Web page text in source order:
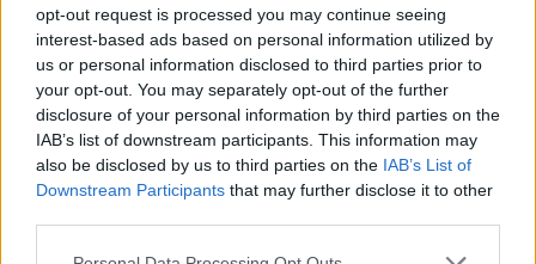
opt-out request is processed you may continue seeing
interest-based ads based on personal information utilized by
us or personal information disclosed to third parties prior to
your opt-out. You may separately opt-out of the further
disclosure of your personal information by third parties on the
IAB’s list of downstream participants. This information may
also be disclosed by us to third parties on the IAB’s List of
Downstream Participants that may further disclose it to other
Ιωάννα Μπούκη: Οι ανέμελες ημέρες
του Αυγούστου, τα απίθανα beach
looks & «χρέος» στις κόρες της
DPG NETWORK